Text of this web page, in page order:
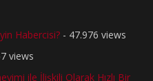
Habercisi? - 47.976 views
views
ile İlişkili Olarak Hızlı Bir